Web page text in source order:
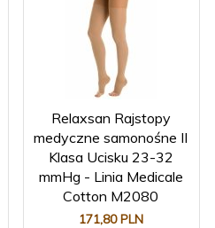
Relaxsan Rajstopy
medyczne samonośne II
Klasa Ucisku 23-32
mmHg - Linia Medicale
Cotton M2080
171,80 PLN